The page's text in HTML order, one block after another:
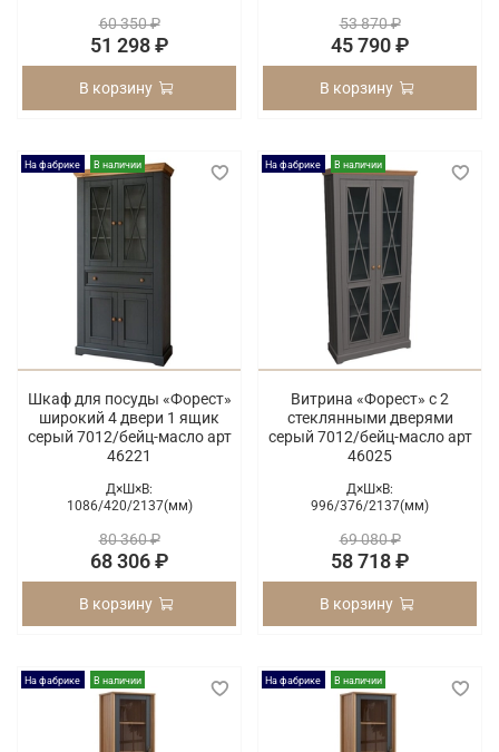
60 350 ₽
51 298 ₽
В корзину
53 870 ₽
45 790 ₽
В корзину
На фабрике В наличии
Шкаф для посуды «Форест»
широкий 4 двери 1 ящик
серый 7012/бейц-масло арт
46221
Д×Ш×В:
1086/420/2137(мм)
80 360 ₽
68 306 ₽
В корзину
На фабрике В наличии
Витрина «Форест» с 2
стеклянными дверями
серый 7012/бейц-масло арт
46025
Д×Ш×В:
996/376/2137(мм)
69 080 ₽
58 718 ₽
В корзину
На фабрике В наличии На фабрике В наличии